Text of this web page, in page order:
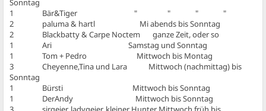
Sonntag
1 Bär&Tiger " " " "
2 paluma & hartl Mi abends bis Sonntag
2 Blackbatty & Carpe Noctem ganze Zeit, oder so
1 Ari Samstag und Sonntag
1 Tom + Pedro Mittwoch bis Montag
3 Cheyenne,Tina und Lara Mittwoch (nachmittag) bis
Sonntag
1 Bürsti Mittwoch bis Sonntag
1 DerAndy Mittwoch bis Sonntag